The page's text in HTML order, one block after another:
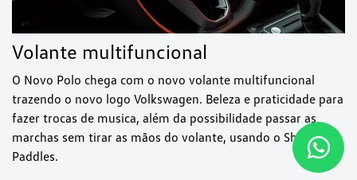
Volante multifuncional
O Novo Polo chega com o novo volante multifuncional
trazendo o novo logo Volkswagen. Beleza e praticidade para
fazer trocas de musica, além da possibilidade passar as
marchas sem tirar as mãos do volante, usando o Shift
Paddles.